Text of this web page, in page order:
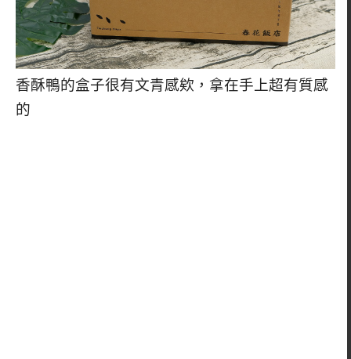
香酥鴨的盒子很有文青感欸，拿在手上超有質感
的